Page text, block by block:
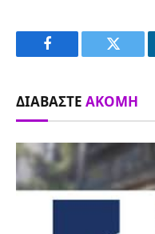
Facebook Twitter
ΔΙΑΒΆΣΤΕ ΑΚΌΜΗ